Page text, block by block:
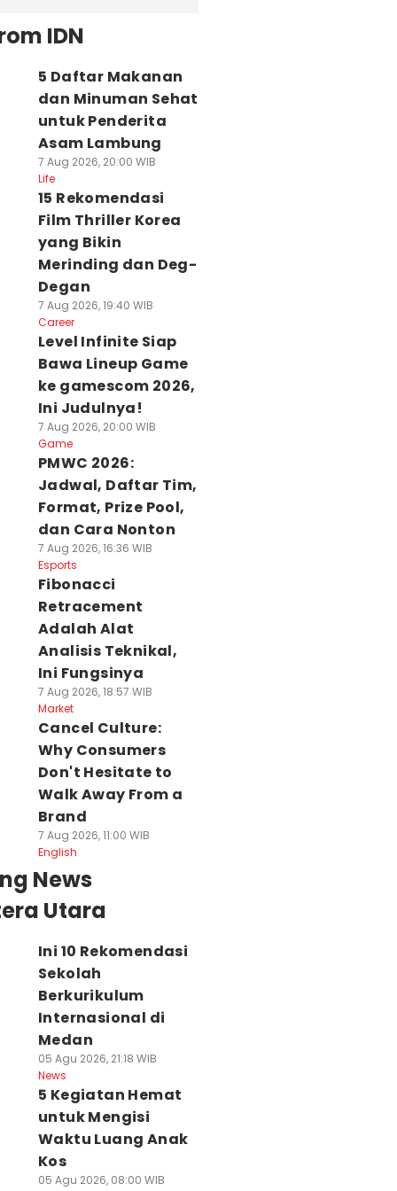
Dana PI
Hulu
Bertambah
Agu 2026, 17:15 WIB
07 Agu 2026, 17:03 WIB
IDN
5 Daftar Makanan
dan Minuman Sehat
untuk Penderita
Asam Lambung
7 Aug 2026, 20:00 WIB
Life
15 Rekomendasi
Film Thriller Korea
yang Bikin
Merinding dan Deg-
Degan
7 Aug 2026, 19:40 WIB
Career
Level Infinite Siap
Bawa Lineup Game
ke gamescom 2026,
Ini Judulnya!
7 Aug 2026, 20:00 WIB
Game
PMWC 2026:
Jadwal, Daftar Tim,
Format, Prize Pool,
dan Cara Nonton
7 Aug 2026, 16:36 WIB
Esports
Fibonacci
Retracement
Adalah Alat
Analisis Teknikal,
Ini Fungsinya
7 Aug 2026, 18:57 WIB
Market
Cancel Culture:
Why Consumers
Don't Hesitate to
Walk Away From a
Brand
7 Aug 2026, 11:00 WIB
English
News
Utara
Ini 10 Rekomendasi
Sekolah
Berkurikulum
Internasional di
Medan
05 Agu 2026, 21:18 WIB
News
5 Kegiatan Hemat
untuk Mengisi
Waktu Luang Anak
Kos
05 Agu 2026, 08:00 WIB